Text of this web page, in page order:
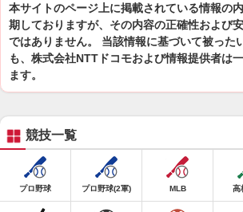
本サイトのページ上に掲載されている情報の
期しておりますが、その内容の正確性および
ではありません。 当該情報に基づいて被った
も、株式会社NTTドコモおよび情報提供者は
ます。
競技一覧
プロ野球 プロ野球(2軍) MLB 高